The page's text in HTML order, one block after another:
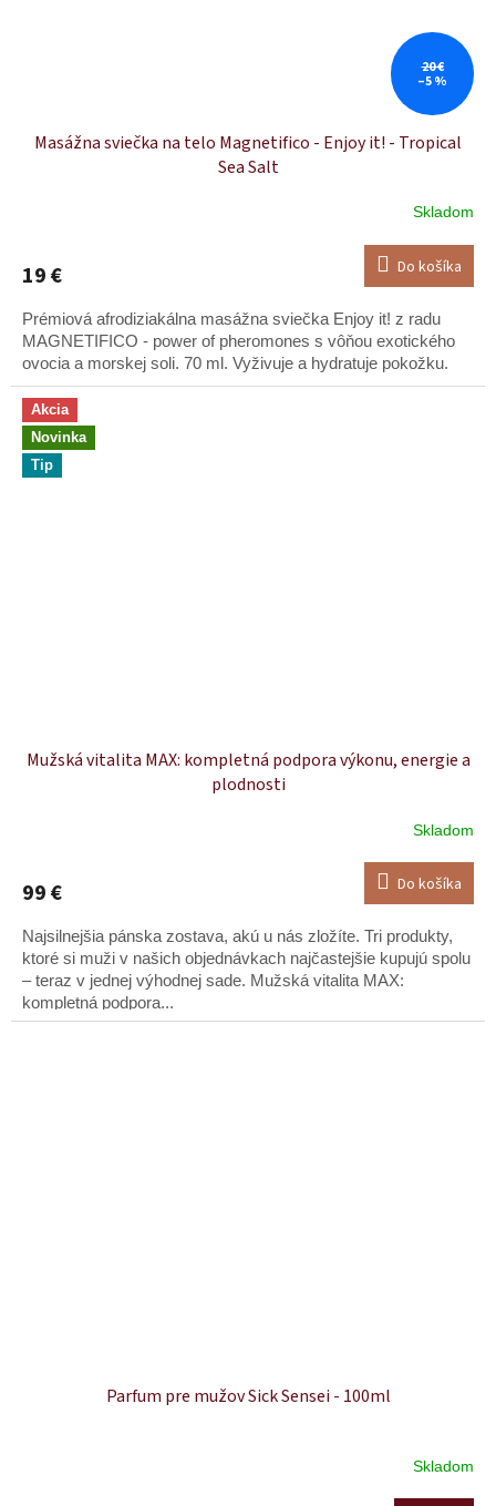
20 €
–5 %
Masážna sviečka na telo Magnetifico - Enjoy it! - Tropical
Sea Salt
Skladom
19 € Do košíka
Prémiová afrodiziakálna masážna sviečka Enjoy it! z radu
MAGNETIFICO - power of pheromones s vôňou exotického
ovocia a morskej soli. 70 ml. Vyživuje a hydratuje pokožku.
Akcia
Novinka
Tip
Mužská vitalita MAX: kompletná podpora výkonu, energie a
plodnosti
Skladom
99 € Do košíka
Najsilnejšia pánska zostava, akú u nás zložíte. Tri produkty,
ktoré si muži v našich objednávkach najčastejšie kupujú spolu
– teraz v jednej výhodnej sade. Mužská vitalita MAX:
kompletná podpora...
Parfum pre mužov Sick Sensei - 100ml
Skladom